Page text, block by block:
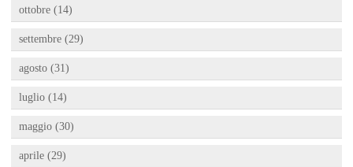
ottobre (14)
settembre (29)
agosto (31)
luglio (14)
maggio (30)
aprile (29)